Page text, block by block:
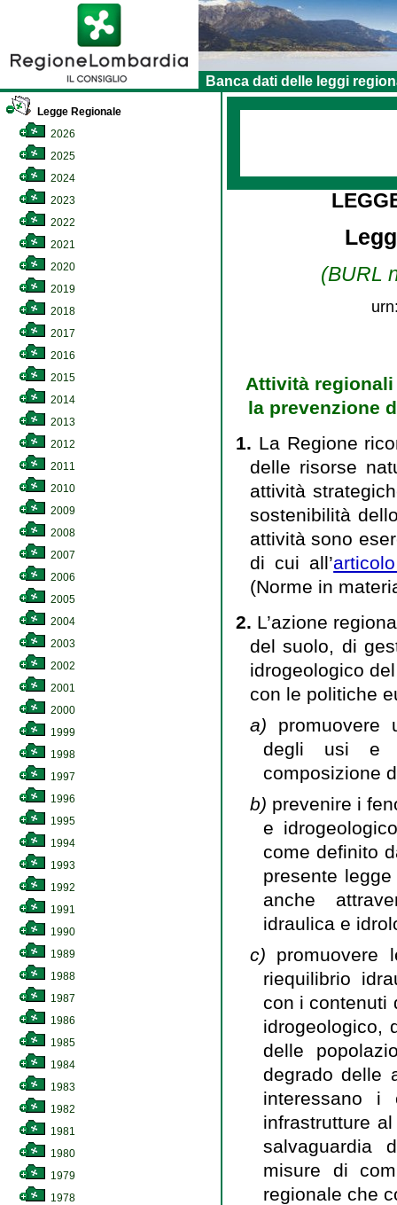
Banca dati delle leggi
Legge Regionale
2026
2025
2024
2023
2022
2021
2020
2019
2018
2017
2016
2015
2014
2013
2012
2011
2010
2009
2008
2007
2006
2005
2004
2003
2002
2001
2000
1999
1998
1997
1996
1995
1994
1993
1992
1991
1990
1989
1988
1987
1986
1985
1984
1983
1982
1981
1980
1979
1978
(BURL
Attività
la prevenzione
1. La Regione
delle risorse
attività
sostenibilità
attività sono
di cui all’
(Norme in
2. L’azione
del suolo, di
idrogeologico
con le politiche
a) promuovere
degli usi e
composizione
b) prevenire i
e
come definito
presente
anche
idraulica e
c) promuovere
riequilibrio
con i contenuti
idrogeologico,
delle
degrado delle
interessano i
infrastrutture
salvaguardia
misure di
regionale che